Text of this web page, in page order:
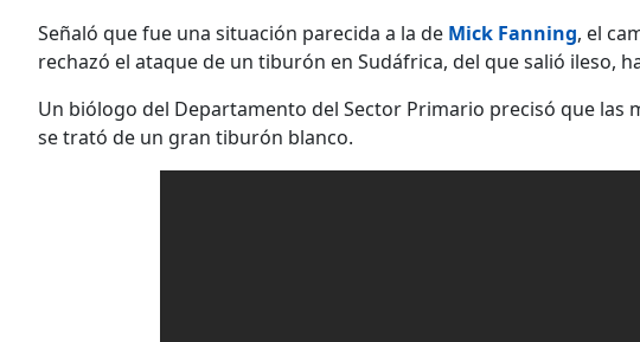
Señaló que fue una situación parecida a la de Mick Fanning, el
rechazó el ataque de un tiburón en Sudáfrica, del que salió ileso,
Un biólogo del Departamento del Sector Primario precisó que las
se trató de un gran tiburón blanco.